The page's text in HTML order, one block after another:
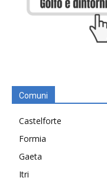
Comuni
Castelforte
Formia
Gaeta
Itri